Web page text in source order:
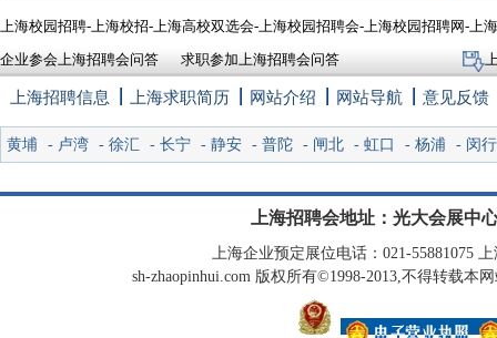
上海校园招聘-上海校招-上海高校双选会-上海校园招聘会-上海校园招聘网-上
企业参会上海招聘会问答 求职参加上海招聘会问答
上海招聘信息 上海求职简历 网站介绍 网站导航 意见反馈
黄埔 - 卢湾 - 徐汇 - 长宁 - 静安 - 普陀 - 闸北 - 虹口 - 杨浦 - 闵行
上海招聘会地址：光大会展中
上海企业预定展位电话：021-55881075
sh-zhaopinhui.com 版权所有©1998-2013,不得转载本